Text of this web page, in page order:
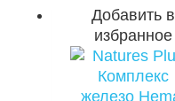
Добавить в
избранное